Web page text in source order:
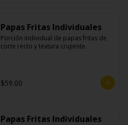
Papas Fritas Individuales
Porción individual de papas fritas de
corte recto y textura crujiente.
$59.00
Papas Fritas Individuales